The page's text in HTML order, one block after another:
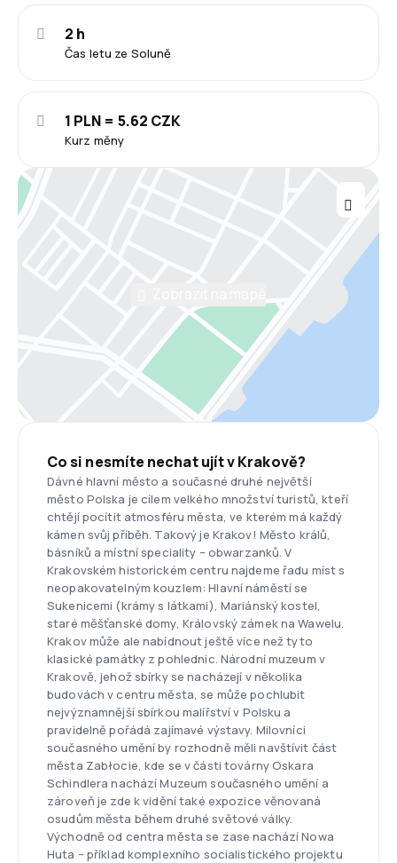
Čas letu ze Soluně
2 h
Kurz měny
1 PLN = 5.62 CZK
Co si nesmíte nechat ujít v Krakově?
Dávné hlavní město a současné druhé největší
město Polska je cílem velkého množství turistů, kteří
chtějí pocítit atmosféru města, ve kterém má každý
kámen svůj příběh. Takový je Krakov! Město králů,
básníků a místní speciality – obwarzanků. V
Krakovském historickém centru najdeme řadu míst s
neopakovatelným kouzlem: Hlavní náměstí se
Sukenicemi (krámy s látkami), Mariánský kostel,
staré měšťanské domy, Královský zámek na Wawelu.
Krakov může ale nabídnout ještě více než tyto
klasické památky z pohlednic. Národní muzeum v
Krakově, jehož sbírky se nacházejí v několika
budovách v centru města, se může pochlubit
nejvýznamnější sbírkou malířství v Polsku a
pravidelně pořádá zajímavé výstavy. Milovníci
současného umění by rozhodně měli navštívit část
města Zabłocie, kde se v části továrny Oskara
Schindlera nachází Muzeum současného umění a
zároveň je zde k vidění také expozice věnovaná
osudům města během druhé světové války.
Východně od centra města se zase nachází Nowa
Huta – příklad komplexního socialistického projektu